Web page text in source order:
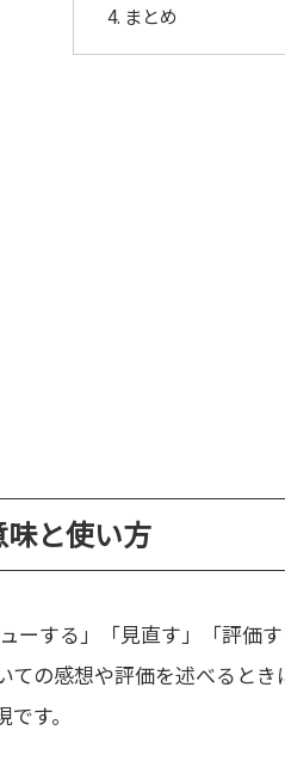
まとめ
味と使い方
ーする」「見直す」「評価
ての感想や評価を述べると
す。